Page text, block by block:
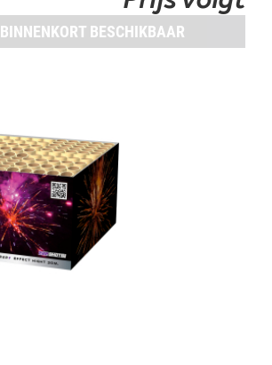
BINNENKORT BESCHIKBAAR